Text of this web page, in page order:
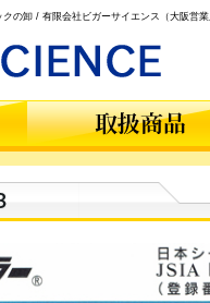
の卸 / 有限会社ビガーサイエンス（大阪営